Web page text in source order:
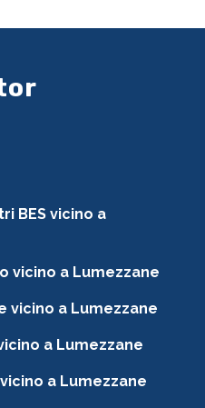
BES vicino a
vicino a Lumezzane
vicino a Lumezzane
a Lumezzane
a Lumezzane